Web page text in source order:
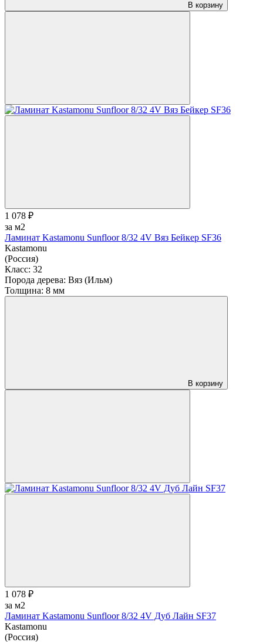
В корзину
1 078 ₽
за м2
Ламинат Kastamonu Sunfloor 8/32 4V Вяз Бейкер SF36
Kastamonu
(Россия)
Класс: 32
Порода дерева: Вяз (Ильм)
Толщина: 8 мм
В корзину
1 078 ₽
за м2
Ламинат Kastamonu Sunfloor 8/32 4V Дуб Лайн SF37
Kastamonu
(Россия)